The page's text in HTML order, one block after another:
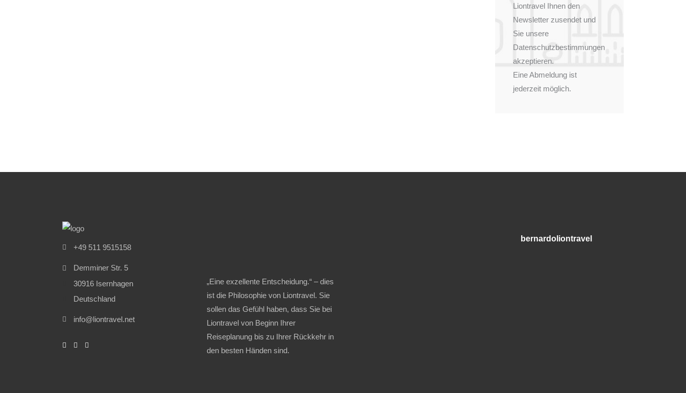
Liontravel Ihnen den
Newsletter zusendet und
Sie unsere
Datenschutzbestimmungen
akzeptieren.
Eine Abmeldung ist
jederzeit möglich.
+49 511 9515158
Demminer Str. 5
30916 Isernhagen
Deutschland
info@liontravel.net
„Eine exzellente Entscheidung.“ – dies
ist die Philosophie von Liontravel. Sie
sollen das Gefühl haben, dass Sie bei
Liontravel von Beginn Ihrer
Reiseplanung bis zu Ihrer Rückkehr in
den besten Händen sind.
bernardoliontravel